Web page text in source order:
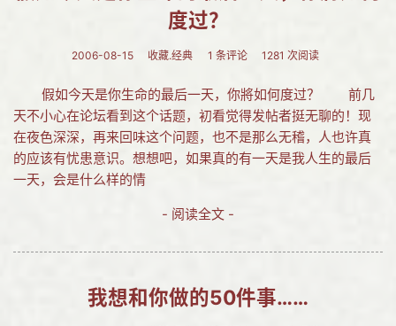
度过？
2006-08-15 收藏.经典 1 条评论 1281 次阅读
假如今天是你生命的最后一天，你將如何度过？ 前几
天不小心在论坛看到这个话题，初看觉得发帖者挺无聊的！现
在夜色深深，再来回味这个问题，也不是那么无稽，人也许真
的应该有忧患意识。想想吧，如果真的有一天是我人生的最后
一天，会是什么样的情
- 阅读全文 -
我想和你做的50件事……